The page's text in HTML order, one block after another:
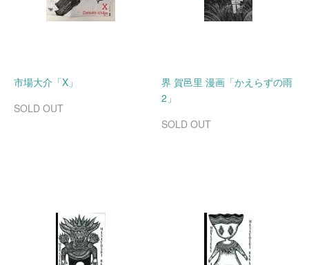
市場大介「X」
SOLD OUT
界 賀邑里 漫画「かえらずの雨
2」
SOLD OUT